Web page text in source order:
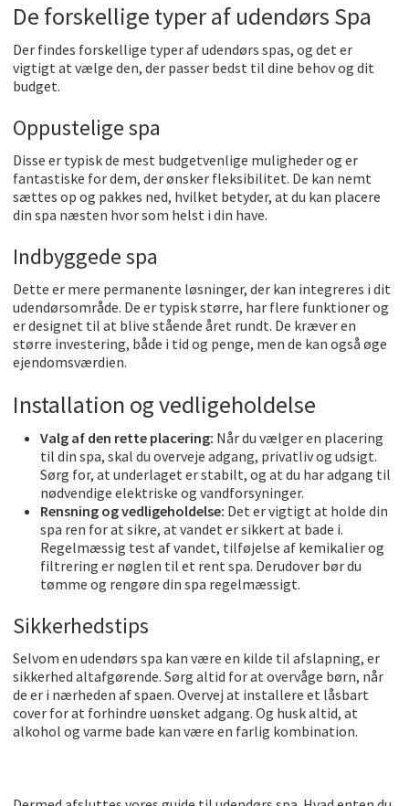
De forskellige typer af udendørs Spa
Der findes forskellige typer af udendørs spas, og det er
vigtigt at vælge den, der passer bedst til dine behov og dit
budget.
Oppustelige spa
Disse er typisk de mest budgetvenlige muligheder og er
fantastiske for dem, der ønsker fleksibilitet. De kan nemt
sættes op og pakkes ned, hvilket betyder, at du kan placere
din spa næsten hvor som helst i din have.
Indbyggede spa
Dette er mere permanente løsninger, der kan integreres i dit
udendørsområde. De er typisk større, har flere funktioner og
er designet til at blive stående året rundt. De kræver en
større investering, både i tid og penge, men de kan også øge
ejendomsværdien.
Installation og vedligeholdelse
Valg af den rette placering: Når du vælger en placering
til din spa, skal du overveje adgang, privatliv og udsigt.
Sørg for, at underlaget er stabilt, og at du har adgang til
nødvendige elektriske og vandforsyninger.
Rensning og vedligeholdelse: Det er vigtigt at holde din
spa ren for at sikre, at vandet er sikkert at bade i.
Regelmæssig test af vandet, tilføjelse af kemikalier og
filtrering er nøglen til et rent spa. Derudover bør du
tømme og rengøre din spa regelmæssigt.
Sikkerhedstips
Selvom en udendørs spa kan være en kilde til afslapning, er
sikkerhed altafgørende. Sørg altid for at overvåge børn, når
de er i nærheden af spaen. Overvej at installere et låsbart
cover for at forhindre uønsket adgang. Og husk altid, at
alkohol og varme bade kan være en farlig kombination.